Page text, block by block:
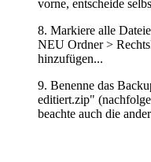
vorne, entscheide
8. Markiere alle
NEU Ordner >
hinzufügen...
9. Benenne das
editiert.zip"
beachte auch die